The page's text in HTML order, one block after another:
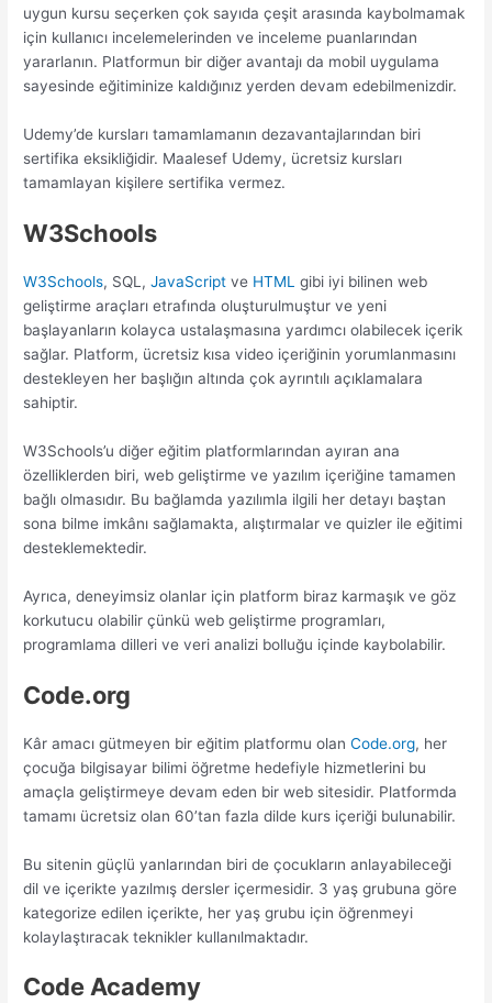
uygun kursu seçerken çok sayıda çeşit arasında kaybolmamak
için kullanıcı incelemelerinden ve inceleme puanlarından
yararlanın. Platformun bir diğer avantajı da mobil uygulama
sayesinde eğitiminize kaldığınız yerden devam edebilmenizdir.
Udemy’de kursları tamamlamanın dezavantajlarından biri
sertifika eksikliğidir. Maalesef Udemy, ücretsiz kursları
tamamlayan kişilere sertifika vermez.
W3Schools
W3Schools, SQL,JavaScript ve HTML gibi iyi bilinen web
geliştirme araçları etrafında oluşturulmuştur ve yeni
başlayanların kolayca ustalaşmasına yardımcı olabilecek içerik
sağlar. Platform, ücretsiz kısa video içeriğinin yorumlanmasını
destekleyen her başlığın altında çok ayrıntılı açıklamalara
sahiptir.
W3Schools’u diğer eğitim platformlarından ayıran ana
özelliklerden biri, web geliştirme ve yazılım içeriğine tamamen
bağlı olmasıdır. Bu bağlamda yazılımla ilgili her detayı baştan
sona bilme imkânı sağlamakta, alıştırmalar ve quizler ile eğitimi
desteklemektedir.
Ayrıca, deneyimsiz olanlar için platform biraz karmaşık ve göz
korkutucu olabilir çünkü web geliştirme programları,
programlama dilleri ve veri analizi bolluğu içinde kaybolabilir.
Code.org
Kâr amacı gütmeyen bir eğitim platformu olanCode.org, her
çocuğa bilgisayar bilimi öğretme hedefiyle hizmetlerini bu
amaçla geliştirmeye devam eden bir web sitesidir. Platformda
tamamı ücretsiz olan 60’tan fazla dilde kurs içeriği bulunabilir.
Bu sitenin güçlü yanlarından biri de çocukların anlayabileceği
dil ve içerikte yazılmış dersler içermesidir. 3 yaş grubuna göre
kategorize edilen içerikte, her yaş grubu için öğrenmeyi
kolaylaştıracak teknikler kullanılmaktadır.
Code Academy